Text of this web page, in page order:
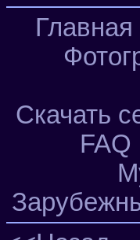
Главная
Скачать
FAQ